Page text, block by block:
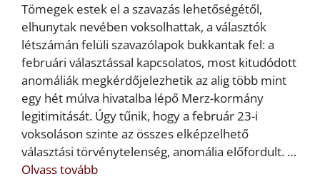
Tömegek estek el a szavazás lehetőségétől,
elhunytak nevében voksolhattak, a választók
létszámán felüli szavazólapok bukkantak fel: a
februári választással kapcsolatos, most kitudódott
anomáliák megkérdőjelezhetik az alig több mint
egy hét múlva hivatalba lépő Merz-kormány
legitimitását. Úgy tűnik, hogy a február 23-i
voksoláson szinte az összes elképzelhető
választási törvénytelenség, anomália előfordult. …
Olvass tovább